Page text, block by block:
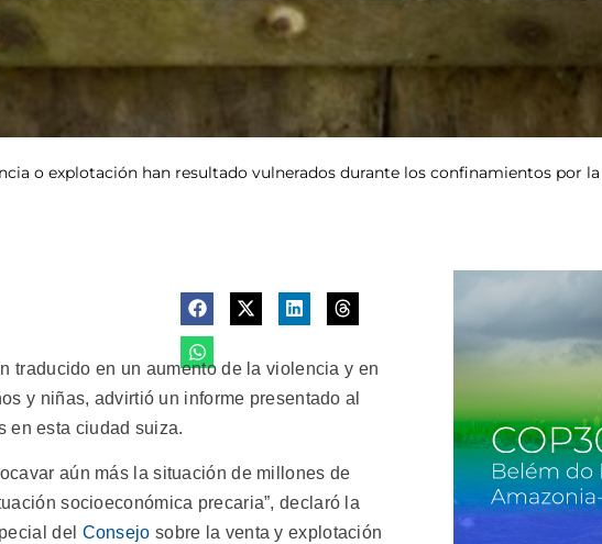
o explotación han resultado vulnerados durante los confinamientos por
traducido en un aumento de la violencia y en
y niñas, advirtió un informe presentado al
en esta ciudad suiza.
aún más la situación de millones de
socioeconómica precaria”, declaró la
del Consejo sobre la venta y explotación